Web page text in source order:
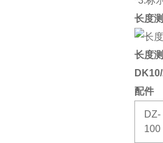
长度
长度
配件
DZ-
100